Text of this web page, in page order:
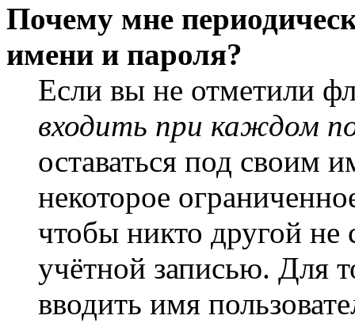
Почему мне
имени и пароля?
Если вы не отметили
входить при каждом
оставаться под своим
некоторое
чтобы никто другой не
учётной записью. Для
вводить имя